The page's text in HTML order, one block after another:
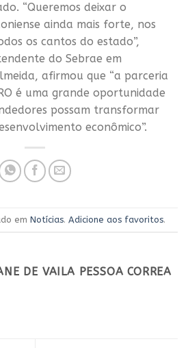
“Queremos deixar o
ainda mais forte, nos
os cantos do estado”,
do Sebrae em
afirmou que “a parceria
é uma grande oportunidade
possam transformar
econômico”.
em Notícias. Adicione aos favoritos.
DE VAILA PESSOA CORREA